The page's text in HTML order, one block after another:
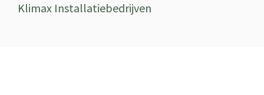
Klimax Installatiebedrijven